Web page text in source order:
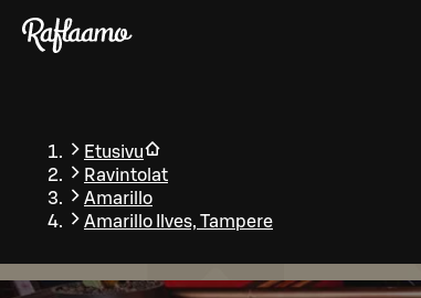
Siirry pääsisältöön
Etusivu
Ravintolat
Amarillo
Amarillo Ilves, Tampere